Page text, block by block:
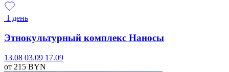
1 день
Этнокультурный комплекс Наносы
13.08 03.09 17.09
от 215 BYN